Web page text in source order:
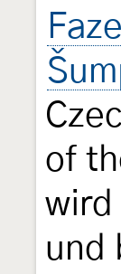
of
wird
und